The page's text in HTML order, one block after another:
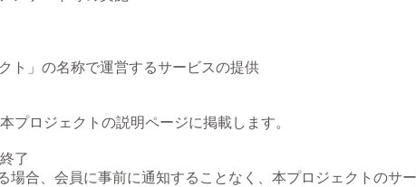
ト」の名称で運営するサービスの提供
プロジェクトの説明ページに掲載します。
了
場合、会員に事前に通知することなく、本プロジェクトのサ